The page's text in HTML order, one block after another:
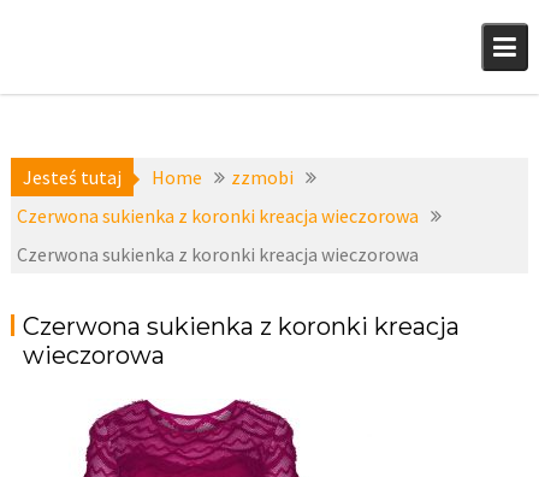
Jesteś tutaj Home
zzmobi
Czerwona sukienka z koronki kreacja wieczorowa
Czerwona sukienka z koronki kreacja wieczorowa
Czerwona sukienka z koronki kreacja
wieczorowa